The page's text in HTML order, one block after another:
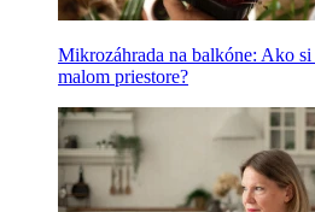
Mikrozáhrada na balkóne: Ako
malom priestore?